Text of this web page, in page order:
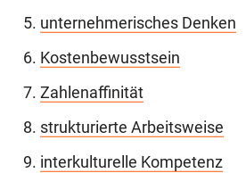
unternehmerisches Denken
Kostenbewusstsein
Zahlenaffinität
strukturierte Arbeitsweise
interkulturelle Kompetenz